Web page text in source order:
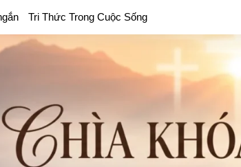
Tri Thức Trong Cuộc Sống